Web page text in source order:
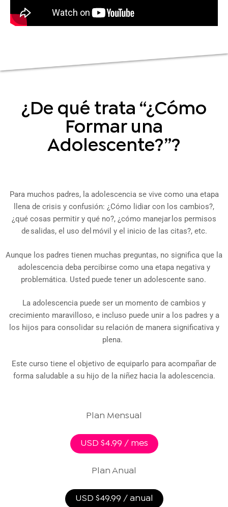
¿De qué trata “¿Cómo
Formar una
Adolescente?”?
Para muchos padres, la adolescencia se vive como una etapa
llena de crisis y confusión: ¿Cómo lidiar con los cambios?,
¿qué cosas permitir y qué no?, ¿cómo manejar los permisos
de salidas, el uso del móvil y el inicio de las citas?, etc.
Aunque los padres tienen muchas preguntas, no significa que la
adolescencia deba percibirse como una etapa negativa y
problemática. Usted puede tener un adolescente sano.
La adolescencia puede ser un momento de cambios y
crecimiento maravilloso, e incluso puede unir a los padres y a
los hijos para consolidar su relación de manera significativa y
plena.
Este curso tiene el objetivo de equiparlo para acompañar de
forma saludable a su hijo de la niñez hacia la adolescencia.
Plan Mensual
USD $4.99 / mes
Plan Anual
USD $49.99 / anual